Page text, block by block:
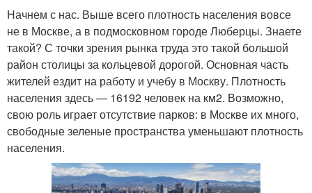
Начнем с нас. Выше всего плотность населения вовсе
не в Москве, а в подмосковном городе Люберцы. Знаете
такой? С точки зрения рынка труда это такой большой
район столицы за кольцевой дорогой. Основная часть
жителей ездит на работу и учебу в Москву. Плотность
населения здесь — 16192 человек на км2. Возможно,
свою роль играет отсутствие парков: в Москве их много,
свободные зеленые пространства уменьшают плотность
населения.